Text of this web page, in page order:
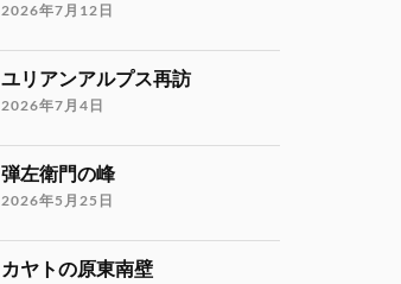
2026年7月12日
ユリアンアルプス再訪
2026年7月4日
弾左衛門の峰
2026年5月25日
カヤトの原東南壁